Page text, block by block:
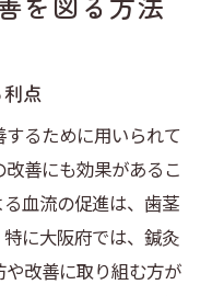
点
るために用いられて
善にも効果があるこ
血流の促進は、歯茎
に大阪府では、鍼灸
改善に取り組む方が